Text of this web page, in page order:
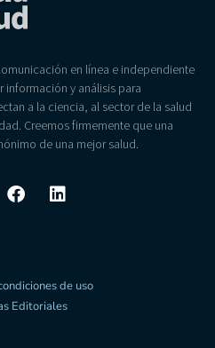
en línea e independiente
y análisis para
a la ciencia, al sector de la salud
Creemos firmemente que una
de una mejor salud.
de uso
Editoriales